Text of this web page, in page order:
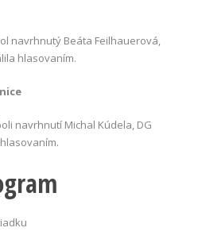
navrhnutý Beáta Feilhauerová,
hlasovaním.
navrhnutí Michal Kúdela, DG